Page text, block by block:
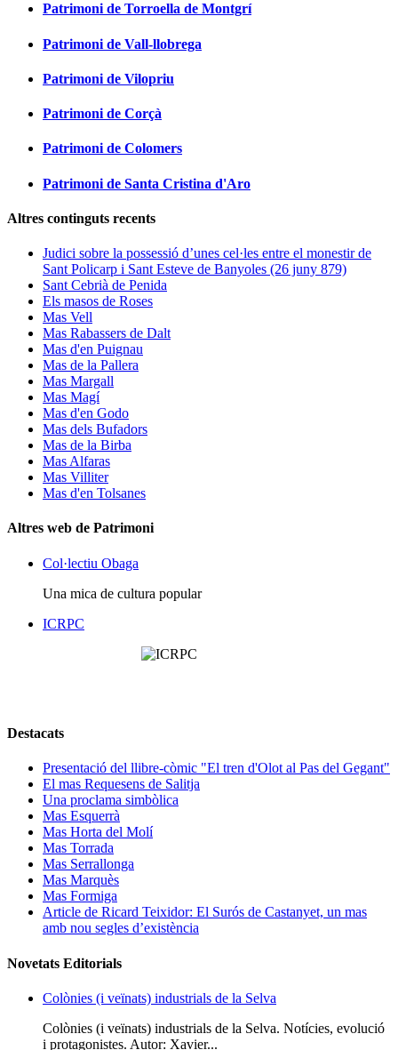
Patrimoni de Torroella de Montgrí
Patrimoni de Vall-llobrega
Patrimoni de Vilopriu
Patrimoni de Corçà
Patrimoni de Colomers
Patrimoni de Santa Cristina d'Aro
Altres continguts recents
Judici sobre la possessió d’unes cel·les entre el monestir de
Sant Policarp i Sant Esteve de Banyoles (26 juny 879)
Sant Cebrià de Penida
Els masos de Roses
Mas Vell
Mas Rabassers de Dalt
Mas d'en Puignau
Mas de la Pallera
Mas Margall
Mas Magí
Mas d'en Godo
Mas dels Bufadors
Mas de la Birba
Mas Alfaras
Mas Villiter
Mas d'en Tolsanes
Altres web de Patrimoni
Col·lectiu Obaga
Una mica de cultura popular
ICRPC
Destacats
Presentació del llibre-còmic "El tren d'Olot al Pas del Gegant"
El mas Requesens de Salitja
Una proclama simbòlica
Mas Esquerrà
Mas Horta del Molí
Mas Torrada
Mas Serrallonga
Mas Marquès
Mas Formiga
Article de Ricard Teixidor: El Surós de Castanyet, un mas
amb nou segles d’existència
Novetats Editorials
Colònies (i veïnats) industrials de la Selva
Colònies (i veïnats) industrials de la Selva. Notícies, evolució
i protagonistes. Autor: Xavier...